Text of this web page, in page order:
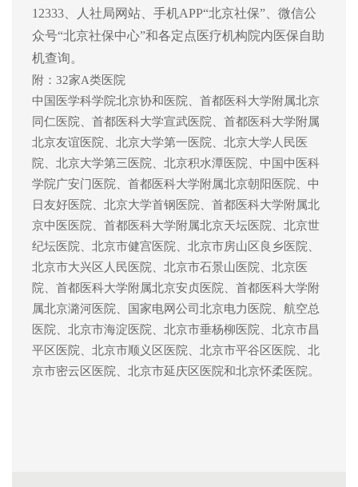
12333、人社局网站、手机APP“北京社保”、微信公
众号“北京社保中心”和各定点医疗机构院内医保自助
机查询。
附： 32家A类医院
中国医学科学院北京协和医院、首都医科大学附属北京
同仁医院、首都医科大学宣武医院、首都医科大学附属
北京友谊医院、北京大学第一医院、北京大学人民医
院、北京大学第三医院、北京积水潭医院、中国中医科
学院广安门医院、首都医科大学附属北京朝阳医院、中
日友好医院、北京大学首钢医院、首都医科大学附属北
京中医医院、首都医科大学附属北京天坛医院、北京世
纪坛医院、北京市健宫医院、北京市房山区良乡医院、
北京市大兴区人民医院、北京市石景山医院、北京医
院、首都医科大学附属北京安贞医院、首都医科大学附
属北京潞河医院、国家电网公司北京电力医院、航空总
医院、北京市海淀医院、北京市垂杨柳医院、北京市昌
平区医院、北京市顺义区医院、北京市平谷区医院、北
京市密云区医院、北京市延庆区医院和北京怀柔医院。